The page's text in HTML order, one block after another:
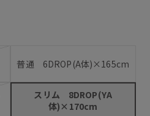
普通 6DROP(A体)×165cm
スリム 8DROP(YA
体)×170cm